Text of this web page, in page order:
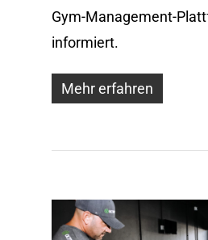
Gym-Management-
informiert.
Mehr erfahren